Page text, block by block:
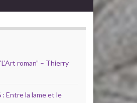
roman” – Thierry
Entre la lame et le